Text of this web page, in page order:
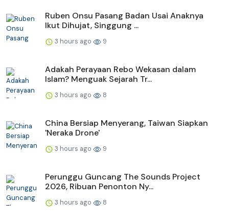
Ruben Onsu Pasang Badan Usai Anaknya
Ikut Dihujat, Singgung ...
3 hours ago 9
Adakah Perayaan Rebo Wekasan dalam
Islam? Menguak Sejarah Tr...
3 hours ago 8
China Bersiap Menyerang, Taiwan Siapkan
'Neraka Drone'
3 hours ago 9
Perunggu Guncang The Sounds Project
2026, Ribuan Penonton Ny...
3 hours ago 8